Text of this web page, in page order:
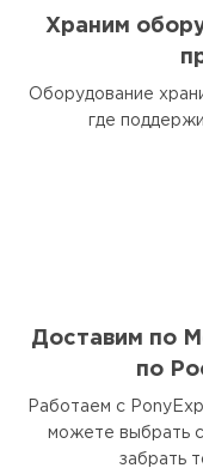
Храним
Оборудование
где
Доставим по
по
Работаем с
можете выбрать
забрать